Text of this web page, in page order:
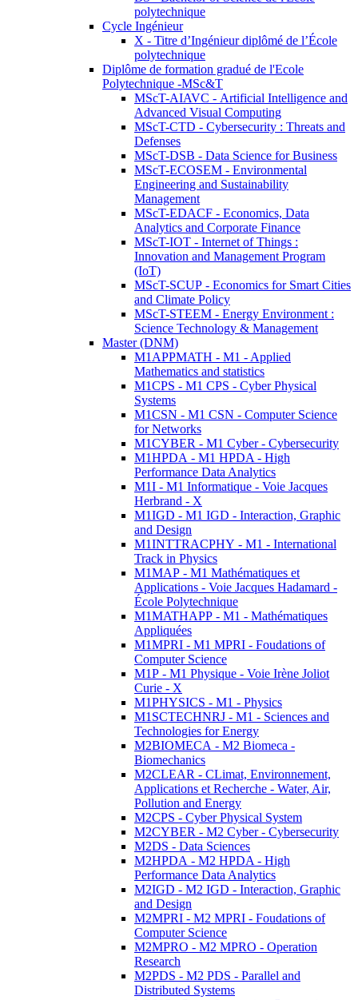
polytechnique
Cycle Ingénieur
X - Titre d’Ingénieur diplômé de l’École
polytechnique
Diplôme de formation gradué de l'Ecole
Polytechnique -MSc&T
MScT-AIAVC - Artificial Intelligence and
Advanced Visual Computing
MScT-CTD - Cybersecurity : Threats and
Defenses
MScT-DSB - Data Science for Business
MScT-ECOSEM - Environmental
Engineering and Sustainability
Management
MScT-EDACF - Economics, Data
Analytics and Corporate Finance
MScT-IOT - Internet of Things :
Innovation and Management Program
(IoT)
MScT-SCUP - Economics for Smart Cities
and Climate Policy
MScT-STEEM - Energy Environment :
Science Technology & Management
Master (DNM)
M1APPMATH - M1 - Applied
Mathematics and statistics
M1CPS - M1 CPS - Cyber Physical
Systems
M1CSN - M1 CSN - Computer Science
for Networks
M1CYBER - M1 Cyber - Cybersecurity
M1HPDA - M1 HPDA - High
Performance Data Analytics
M1I - M1 Informatique - Voie Jacques
Herbrand - X
M1IGD - M1 IGD - Interaction, Graphic
and Design
M1INTTRACPHY - M1 - International
Track in Physics
M1MAP - M1 Mathématiques et
Applications - Voie Jacques Hadamard -
École Polytechnique
M1MATHAPP - M1 - Mathématiques
Appliquées
M1MPRI - M1 MPRI - Foudations of
Computer Science
M1P - M1 Physique - Voie Irène Joliot
Curie - X
M1PHYSICS - M1 - Physics
M1SCTECHNRJ - M1 - Sciences and
Technologies for Energy
M2BIOMECA - M2 Biomeca -
Biomechanics
M2CLEAR - CLimat, Environnement,
Applications et Recherche - Water, Air,
Pollution and Energy
M2CPS - Cyber Physical System
M2CYBER - M2 Cyber - Cybersecurity
M2DS - Data Sciences
M2HPDA - M2 HPDA - High
Performance Data Analytics
M2IGD - M2 IGD - Interaction, Graphic
and Design
M2MPRI - M2 MPRI - Foudations of
Computer Science
M2MPRO - M2 MPRO - Operation
Research
M2PDS - M2 PDS - Parallel and
Distributed Systems